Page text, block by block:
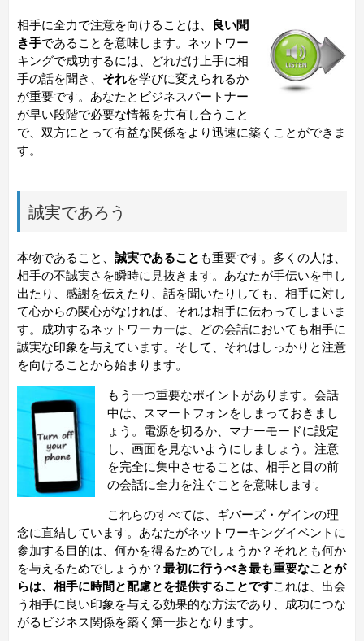
相手に全力で注意を向けることは、 良い聞
き手であることを意味します。ネットワー
キングで成功するには、どれだけ上手に相
手の話を聞き、 それを学びに変えられるか
が重要です。あなたとビジネスパートナー
が早い段階で必要な情報を共有し合うこと
で、双方にとって有益な関係をより迅速に築くことができま
す。
誠実であろう
本物であること、 誠実であることも重要です。多くの人は、
相手の不誠実さを瞬時に見抜きます。あなたが手伝いを申し
出たり、感謝を伝えたり、話を聞いたりしても、相手に対し
て心からの関心がなければ、それは相手に伝わってしまいま
す。成功するネットワーカーは、どの会話においても相手に
誠実な印象を与えています。そして、それはしっかりと注意
を向けることから始まります。
もう一つ重要なポイントがあります。会話
中は、スマートフォンをしまっておきまし
ょう。電源を切るか、マナーモードに設定
し、画面を見ないようにしましょう。注意
を完全に集中させることは、相手と目の前
の会話に全力を注ぐことを意味します。
これらのすべては、 ギバーズ・ゲインの理
念に直結しています。あなたがネットワーキングイベントに
参加する目的は、何かを得るためでしょうか？それとも何か
を与えるためでしょうか？最初に行うべき最も重要なことが
らは、相手に時間と配慮とを提供することですこれは、出会
う相手に良い印象を与える効果的な方法であり、成功につな
がるビジネス関係を築く第一歩となります。